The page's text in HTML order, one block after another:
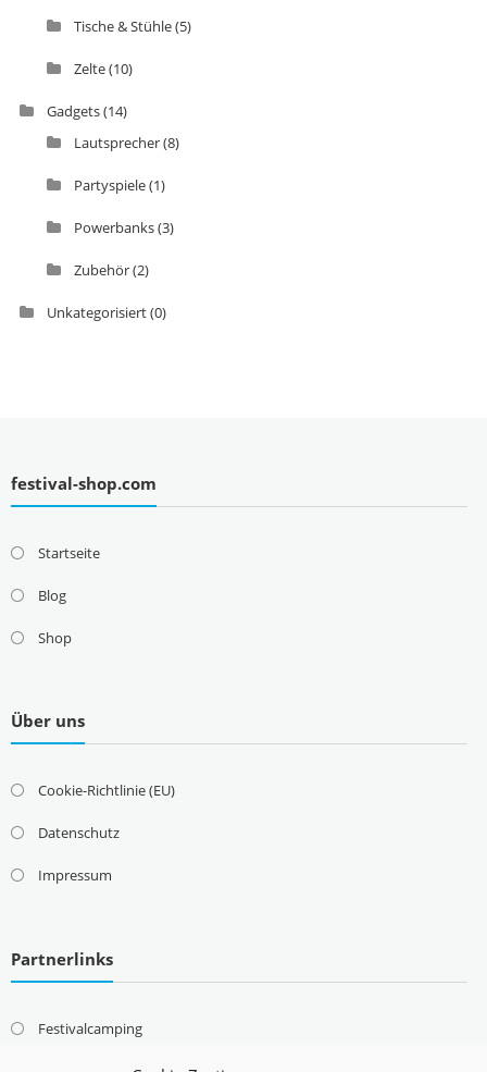
Tische & Stühle(5)
Zelte(10)
Gadgets(14)
Lautsprecher(8)
Partyspiele(1)
Powerbanks(3)
Zubehör(2)
Unkategorisiert(0)
festival-shop.com
Startseite
Blog
Shop
Über uns
Cookie-Richtlinie (EU)
Datenschutz
Impressum
Partnerlinks
Festivalcamping